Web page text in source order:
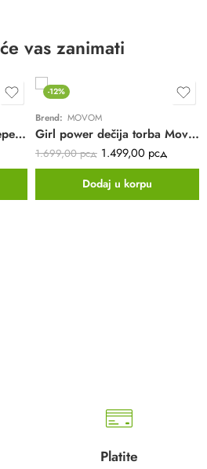
vas zanimati
Alenka torba za užinu Pepe Jeans | teget | 25x19x15
-12%
Brend: MOVOM
Girl power dečija torba Movom | plava
1.699,00рсд 1.499,00 рсд
Dodaj u korpu
Platite